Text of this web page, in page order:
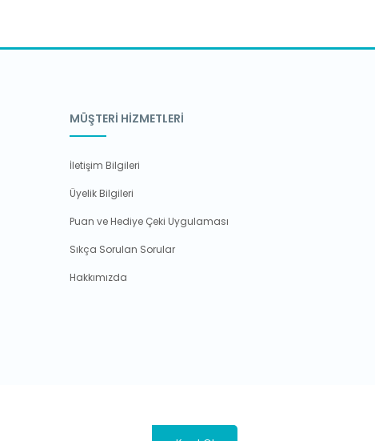
MÜŞTERİ HİZMETLERİ
İletişim Bilgileri
Üyelik Bilgileri
Puan ve Hediye Çeki Uygulaması
Sıkça Sorulan Sorular
Hakkımızda